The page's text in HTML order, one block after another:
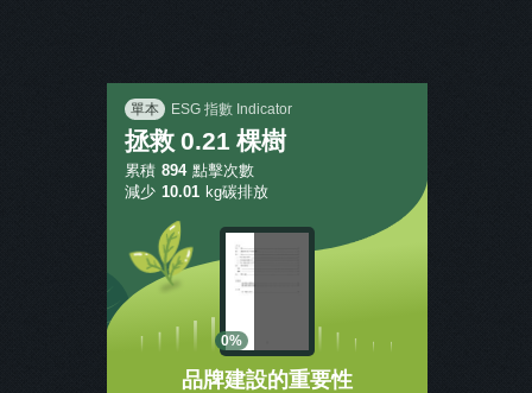
單本 ESG 指數 Indicator
拯救 0.21 棵樹
累積 894 點擊次數
減少 10.01 kg碳排放
0%
品牌建設的重要性